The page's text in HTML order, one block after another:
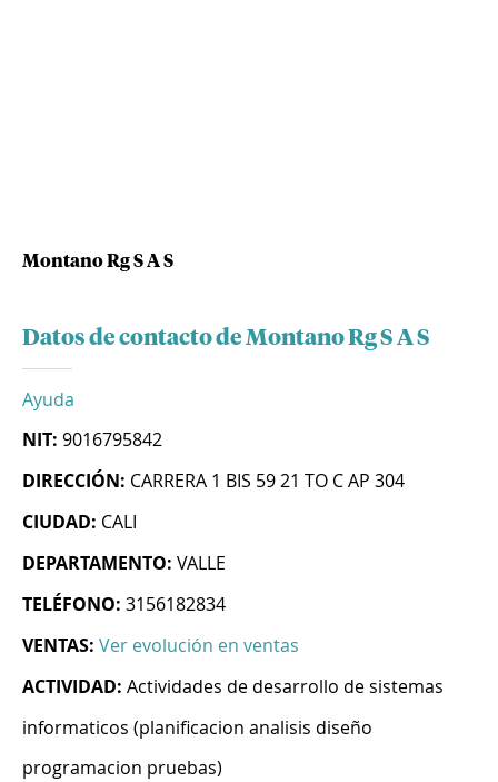
Montano Rg S A S
Datos de contacto de Montano Rg S A S
Ayuda
NIT: 9016795842
DIRECCIÓN: CARRERA 1 BIS 59 21 TO C AP 304
CIUDAD: CALI
DEPARTAMENTO: VALLE
TELÉFONO: 3156182834
VENTAS: Ver evolución en ventas
ACTIVIDAD: Actividades de desarrollo de sistemas
informaticos (planificacion analisis diseño
programacion pruebas)